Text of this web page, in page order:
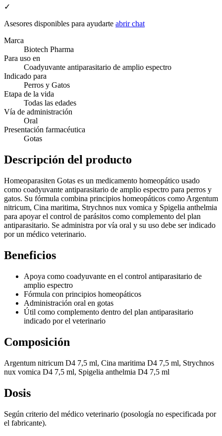
✓
Asesores disponibles para ayudarte abrir chat
Marca
Biotech Pharma
Para uso en
Coadyuvante antiparasitario de amplio espectro
Indicado para
Perros y Gatos
Etapa de la vida
Todas las edades
Vía de administración
Oral
Presentación farmacéutica
Gotas
Descripción del producto
Homeoparasiten Gotas es un medicamento homeopático usado
como coadyuvante antiparasitario de amplio espectro para perros y
gatos. Su fórmula combina principios homeopáticos como Argentum
nitricum, Cina maritima, Strychnos nux vomica y Spigelia anthelmia
para apoyar el control de parásitos como complemento del plan
antiparasitario. Se administra por vía oral y su uso debe ser indicado
por un médico veterinario.
Beneficios
Apoya como coadyuvante en el control antiparasitario de
amplio espectro
Fórmula con principios homeopáticos
Administración oral en gotas
Útil como complemento dentro del plan antiparasitario
indicado por el veterinario
Composición
Argentum nitricum D4 7,5 ml, Cina maritima D4 7,5 ml, Strychnos
nux vomica D4 7,5 ml, Spigelia anthelmia D4 7,5 ml
Dosis
Según criterio del médico veterinario (posología no especificada por
el fabricante).